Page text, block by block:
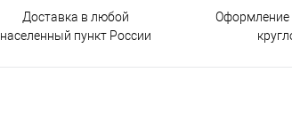
Доставка в любой
населенный пункт России
Оформление